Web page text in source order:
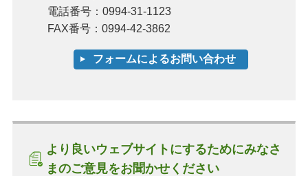
電話番号：0994-31-1123
FAX番号：0994-42-3862
より良いウェブサイトにするためにみなさ
まのご意見をお聞かせください